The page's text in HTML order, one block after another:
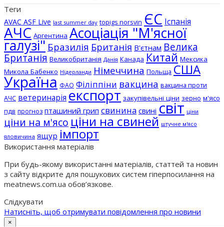
Теги
AVAC ASF Live last summer day topigs norsvin ЄС Іспанія
АЧС Аргентина Асоціація "М'ясної
галузі" Бразилія Британія В'єтнам Велика
Британія Великобританія Данія Канада Китай Мексика
Микола Бабенко Нідерланди Німеччина Польща США
Україна ФАО Філіппіни вакцина вакцина проти
АЧС ветеринарія експорт закупівельні ціни зерно м'ясо
пдв прогноз пташиний грип свинина свині світ ціни
ціни на м'ясо ціни на свиней штучне м'ясо
яловичина ящур імпорт
Використання матеріалів
При будь-якому використанні матеріалів, статтей та новин
з сайту відкрите для пошукових систем гіперпосилання на
meatnews.com.ua обов’язкове.
Слідкувати
Натисніть, щоб отримувати повідомлення про новини
×